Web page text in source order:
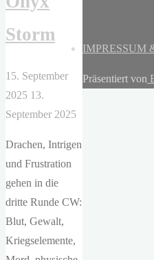
Storm
15. September
2025 13.
September 2025
Drachen, Intrigen
und Frustration
gehen in die
dritte Runde CW:
Blut, Gewalt,
Kriegselemente,
IMPRESSUM
Präsentiert von